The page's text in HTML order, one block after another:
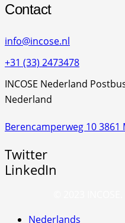
Contact
info@incose.nl
+31 (33) 2473478
INCOSE Nederland
Nederland
Berencamperweg 10 3861
Twitter
LinkedIn
Nederlands